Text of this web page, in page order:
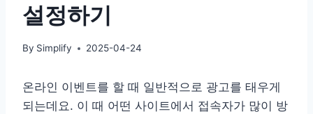
설정하기
By Simplify 2025-04-24
온라인 이벤트를 할 때 일반적으로 광고를 태우게
되는데요. 이 때 어떤 사이트에서 접속자가 많이 방